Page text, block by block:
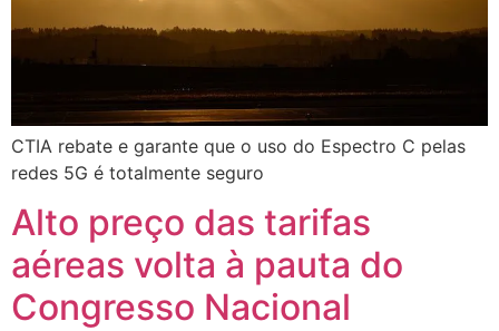
CTIA rebate e garante que o uso do Espectro C pelas
redes 5G é totalmente seguro
Alto preço das tarifas
aéreas volta à pauta do
Congresso Nacional